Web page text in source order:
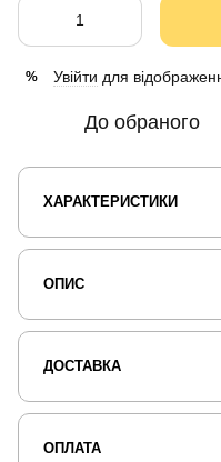
% Увійти для
До обраного
ХАРАКТЕРИСТИКИ
ОПИС
ДОСТАВКА
ОПЛАТА